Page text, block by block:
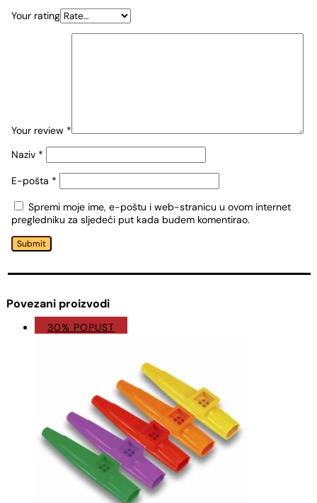
Your rating
Your review *
Naziv *
E-pošta *
Spremi moje ime, e-poštu i web-stranicu u ovom internet
pregledniku za sljedeći put kada budem komentirao.
Submit
Povezani proizvodi
30% POPUST